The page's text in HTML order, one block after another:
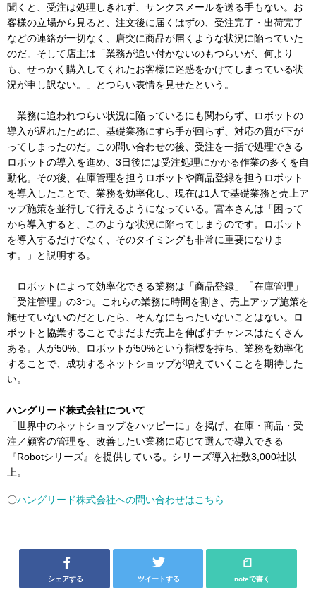
聞くと、受注は処理しきれず、サンクスメールを送る手もない。お
客様の立場から見ると、注文後に届くはずの、受注完了・出荷完了
などの連絡が一切なく、唐突に商品が届くような状況に陥っていた
のだ。そして店主は「業務が追い付かないのもつらいが、何より
も、せっかく購入してくれたお客様に迷惑をかけてしまっている状
況が申し訳ない。」とつらい表情を見せたという。
業務に追われつらい状況に陥っているにも関わらず、ロボットの
導入が遅れたために、基礎業務にすら手が回らず、対応の質が下が
ってしまったのだ。この問い合わせの後、受注を一括で処理できる
ロボットの導入を進め、3日後には受注処理にかかる作業の多くを自
動化。その後、在庫管理を担うロボットや商品登録を担うロボット
を導入したことで、業務を効率化し、現在は1人で基礎業務と売上ア
ップ施策を並行して行えるようになっている。宮本さんは「困って
から導入すると、このような状況に陥ってしまうのです。ロボット
を導入するだけでなく、そのタイミングも非常に重要になりま
す。」と説明する。
ロボットによって効率化できる業務は「商品登録」「在庫管理」
「受注管理」の3つ。これらの業務に時間を割き、売上アップ施策を
施せていないのだとしたら、そんなにもったいないことはない。ロ
ボットと協業することでまだまだ売上を伸ばすチャンスはたくさん
ある。人が50%、ロボットが50%という指標を持ち、業務を効率化
することで、成功するネットショップが増えていくことを期待した
い。
ハングリード株式会社について
「世界中のネットショップをハッピーに」を掲げ、在庫・商品・受
注／顧客の管理を、改善したい業務に応じて選んで導入できる
『Robotシリーズ』を提供している。シリーズ導入社数3,000社以
上。
〇ハングリード株式会社への問い合わせはこちら
シェアする ツイートする noteで書く